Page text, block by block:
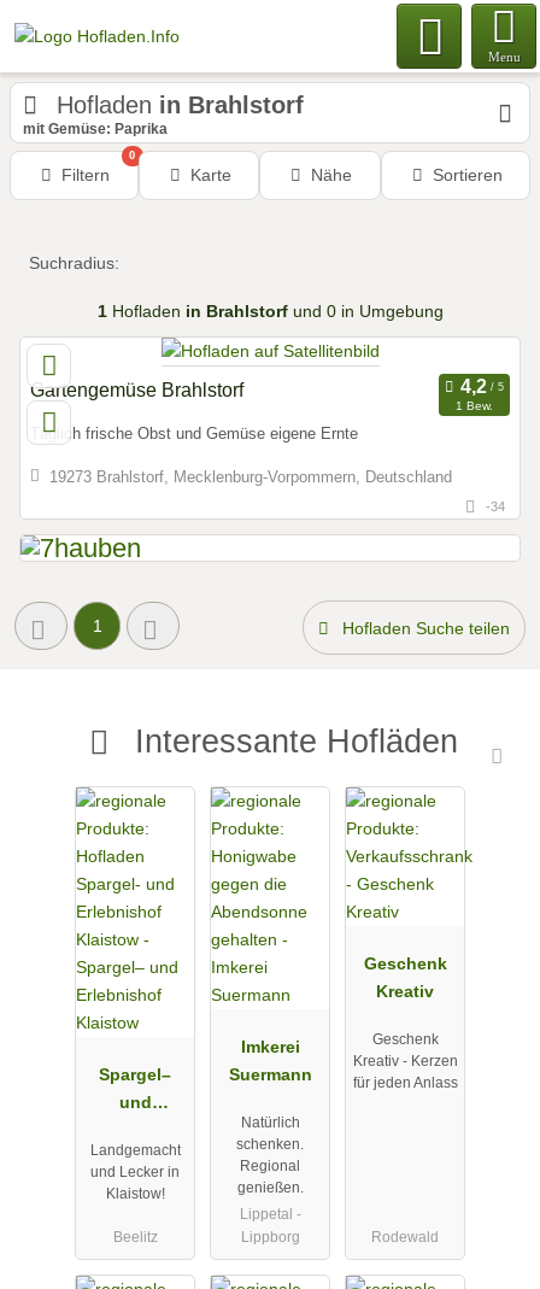
Menu
Hofladen in Brahlstorf
mit Gemüse: Paprika
Filtern
0
Karte Nähe Sortieren
Suchradius:
1Hofladen in Brahlstorfund 0 in Umgebung
Gartengemüse Brahlstorf
1 Bew.
Täglich frische Obst und Gemüse eigene Ernte
19273 Brahlstorf, Mecklenburg-Vorpommern, Deutschland
-34
1 Hofladen Suche teilen
Interessante Hofläden
Spargel–
und
Klaistow
Landgemacht
und Lecker in
Klaistow!
Beelitz
Imkerei
Suermann
Natürlich
schenken.
Regional
genießen.
Lippetal -
Lippborg
Geschenk
Kreativ
Geschenk
Kreativ - Kerzen
für jeden Anlass
Rodewald